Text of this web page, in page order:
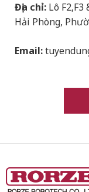
Địa chỉ: Lô
Hải Phòng,
Email: